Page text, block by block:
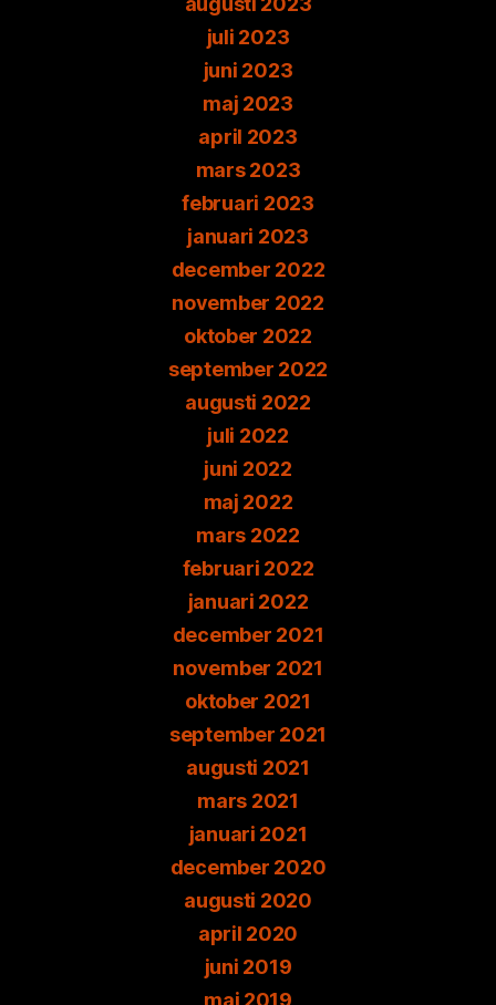
juli 2023
juni 2023
maj 2023
april 2023
mars 2023
februari 2023
januari 2023
december 2022
november 2022
oktober 2022
september 2022
augusti 2022
juli 2022
juni 2022
maj 2022
mars 2022
februari 2022
januari 2022
december 2021
november 2021
oktober 2021
september 2021
augusti 2021
mars 2021
januari 2021
december 2020
augusti 2020
april 2020
juni 2019
maj 2019